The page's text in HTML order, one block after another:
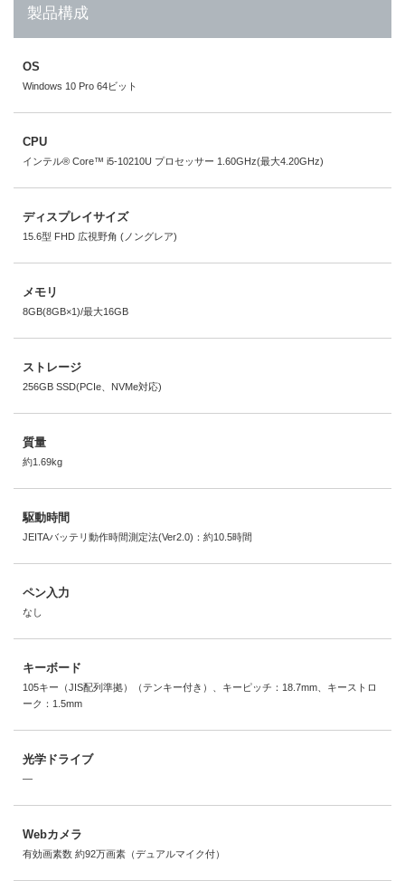
製品構成
OS
Windows 10 Pro 64ビット
CPU
インテル® Core™ i5-10210U プロセッサー 1.60GHz(最大4.20GHz)
ディスプレイサイズ
15.6型 FHD 広視野角 (ノングレア)
メモリ
8GB(8GB×1)/最大16GB
ストレージ
256GB SSD(PCIe、NVMe対応)
質量
約1.69kg
駆動時間
JEITAバッテリ動作時間測定法(Ver2.0)：約10.5時間
ペン入力
なし
キーボード
105キー（JIS配列準拠）（テンキー付き）、キーピッチ：18.7mm、キーストロ
ーク：1.5mm
光学ドライブ
―
Webカメラ
有効画素数 約92万画素（デュアルマイク付）